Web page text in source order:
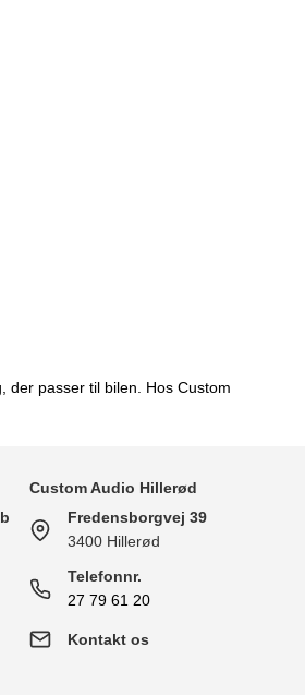
der passer til bilen. Hos Custom
Custom Audio Hillerød
Fredensborgvej 39
3400 Hillerød
Telefonnr.
27 79 61 20
Kontakt os